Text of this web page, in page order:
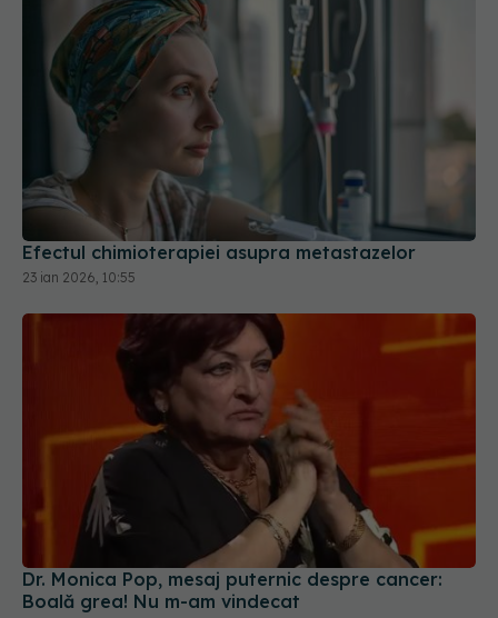
Efectul chimioterapiei asupra metastazelor
23 ian 2026, 10:55
Dr. Monica Pop, mesaj puternic despre cancer:
Boală grea! Nu m-am vindecat